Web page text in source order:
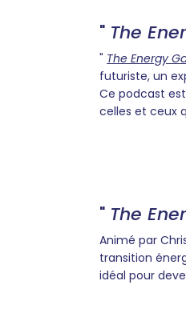
" The
" The Energy
futuriste, un
Ce podcast
celles et ceux
" The
Animé par
transition
idéal pour